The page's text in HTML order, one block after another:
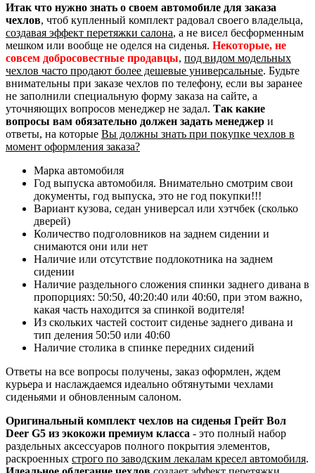
Итак что нужно знать о своем автомобиле для заказа
чехлов, чтоб купленный комплект радовал своего владельца,
создавая эффект перетяжки салона, а не висел бесформенным
мешком или вообще не оделся на сиденья. Некоторые, не
совсем добросовестные продавцы, под видом модельных
чехлов часто продают более дешевые универсальные. Будьте
внимательны при заказе чехлов по телефону, если вы заранее
не заполнили специальную форму заказа на сайте, а
уточняющих вопросов менеджер не задал. Так какие
вопросы вам обязательно должен задать менеджер и
ответы, на которые Вы должны знать при покупке чехлов в
момент оформления заказа?
Марка автомобиля
Год выпуска автомобиля. Внимательно смотрим свои
документы, год выпуска, это не год покупки!!!
Вариант кузова, седан универсал или хэтчбек (сколько
дверей)
Количество подголовников на заднем сидении и
снимаются они или нет
Наличие или отсутствие подлокотника на заднем
сидении
Наличие раздельного сложения спинки заднего дивана в
пропорциях: 50:50, 40:20:40 или 40:60, при этом важно,
какая часть находится за спинкой водителя!
Из скольких частей состоит сиденье заднего дивана и
тип деления 50:50 или 40:60
Наличие столика в спинке передних сидений
Ответы на все вопросы получены, заказ оформлен, ждем
курьера и наслаждаемся идеально обтянутыми чехлами
сиденьями и обновленным салоном.
Оригинальный комплект чехлов на сиденья Грейт Вол
Deer G5 из экокожи премиум класса - это полный набор
раздельных аксессуаров полного покрытия элементов,
раскроенных строго по заводским лекалам кресел автомобиля.